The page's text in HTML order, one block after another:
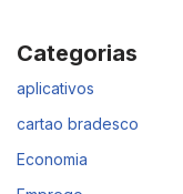
Categorias
aplicativos
cartao bradesco
Economia